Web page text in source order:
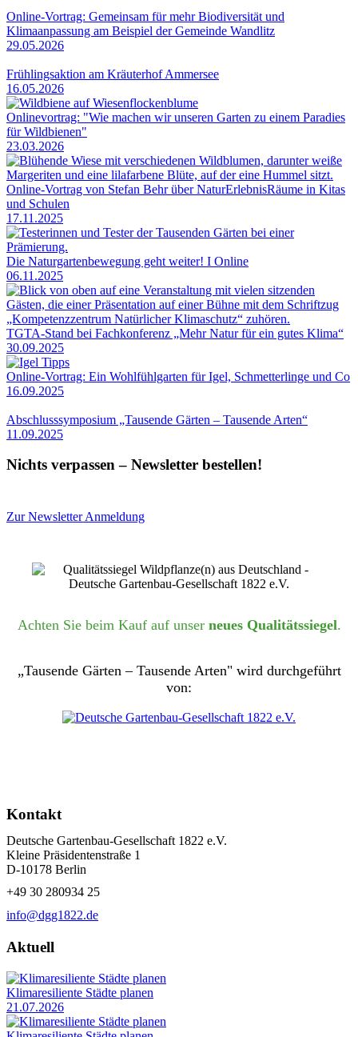
Online-Vortrag: Gemeinsam für mehr Biodiversität und
Klimaanpassung am Beispiel der Gemeinde Wandlitz
29.05.2026
Frühlingsaktion am Kräuterhof Ammersee
16.05.2026
Onlinevortrag: "Wie machen wir unseren Garten zu einem Paradies
für Wildbienen"
23.03.2026
Online-Vortrag von Stefan Behr über NaturErlebnisRäume in Kitas
und Schulen
17.11.2025
Die Naturgartenbewegung geht weiter! I Online
06.11.2025
TGTA-Stand bei Fachkonferenz „Mehr Natur für ein gutes Klima“
30.09.2025
Online-Vortrag: Ein Wohlfühlgarten für Igel, Schmetterlinge und Co
16.09.2025
Abschlusssymposium „Tausende Gärten – Tausende Arten“
11.09.2025
Nichts verpassen – Newsletter bestellen!
Zur Newsletter Anmeldung
Achten Sie beim Kauf auf unser neues Qualitätssiegel.
„Tausende Gärten – Tausende Arten" wird durchgeführt
von:
Kontakt
Deutsche Gartenbau-Gesellschaft 1822 e.V.
Kleine Präsidentenstraße 1
D-10178 Berlin
+49 30 280934 25
info@dgg1822.de
Aktuell
Klimaresiliente Städte planen
21.07.2026